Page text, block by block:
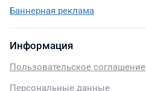
Баннерная реклама
Информация
Пользовательское соглашение
Персональные данные